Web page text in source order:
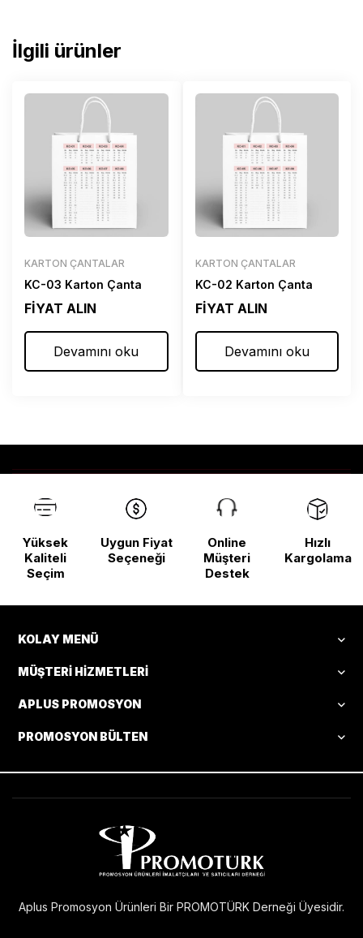
İlgili ürünler
KARTON ÇANTALAR
KC-03 Karton Çanta
FİYAT ALIN
Devamını oku
KARTON ÇANTALAR
KC-02 Karton Çanta
FİYAT ALIN
Devamını oku
Yüksek
Kaliteli
Seçim
Uygun Fiyat
Seçeneği
Online
Müşteri
Destek
Hızlı
Kargolama
KOLAY MENÜ
MÜŞTERI HIZMETLERI
APLUS PROMOSYON
PROMOSYON BÜLTEN
Aplus Promosyon Ürünleri Bir PROMOTÜRK Derneği Üyesidir.